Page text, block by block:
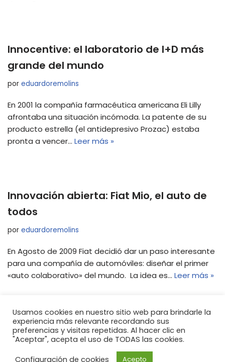
Innocentive: el laboratorio de I+D más
grande del mundo
por eduardoremolins
En 2001 la compañía farmacéutica americana Eli Lilly
afrontaba una situación incómoda. La patente de su
producto estrella (el antidepresivo Prozac) estaba
pronta a vencer… Leer más »
Innovación abierta: Fiat Mio, el auto de
todos
por eduardoremolins
En Agosto de 2009 Fiat decidió dar un paso interesante
para una compañía de automóviles: diseñar el primer
«auto colaborativo» del mundo. La idea es… Leer más »
Usamos cookies en nuestro sitio web para brindarle la
experiencia más relevante recordando sus
preferencias y visitas repetidas. Al hacer clic en
"Aceptar", acepta el uso de TODAS las cookies.
Configuración de cookies
Acepto